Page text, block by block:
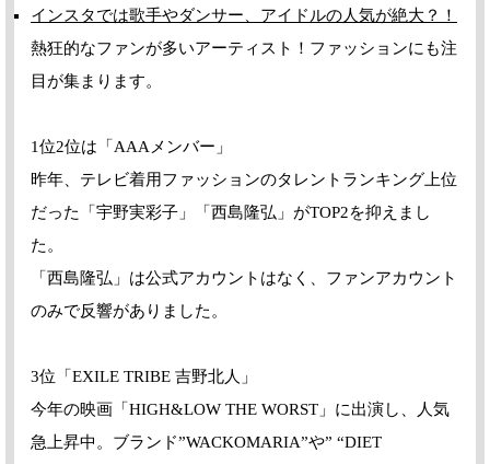
インスタでは歌手やダンサー、アイドルの人気が絶大？！
熱狂的なファンが多いアーティスト！ファッションにも注
目が集まります。
1位2位は「AAAメンバー」
昨年、テレビ着用ファッションのタレントランキング上位
だった「宇野実彩子」「西島隆弘」がTOP2を抑えまし
た。
「西島隆弘」は公式アカウントはなく、ファンアカウント
のみで反響がありました。
3位「EXILE TRIBE 吉野北人」
今年の映画「HIGH&LOW THE WORST」に出演し、人気
急上昇中。ブランド”WACKOMARIA”や” “DIET